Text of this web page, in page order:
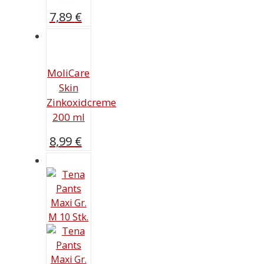
7,89 €
MoliCare
Skin
Zinkoxidcreme
200 ml
8,99 €